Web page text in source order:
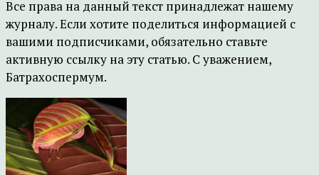
Все права на данный текст принадлежат нашему
журналу. Если хотите поделиться информацией с
вашими подписчиками, обязательно ставьте
активную ссылку на эту статью. С уважением,
Батрахоспермум.